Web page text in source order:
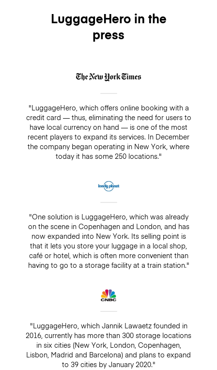
cover your bags for up to $3,000/€2500 while being
stored. On the other hand, if you decide not to add
insurance, there is always a guarantee of $500. Make
sure you do not pay cash in a drop-off/pick-up shop,
LuggageHero in the
press
"LuggageHero, which offers online booking with a
credit card — thus, eliminating the need for users to
have local currency on hand — is one of the most
recent players to expand its services. In December
the company began operating in New York, where
today it has some 250 locations."
"One solution is LuggageHero, which was already
on the scene in Copenhagen and London, and has
now expanded into New York. Its selling point is
that it lets you store your luggage in a local shop,
café or hotel, which is often more convenient than
having to go to a storage facility at a train station."
"LuggageHero, which Jannik Lawaetz founded in
2016, currently has more than 300 storage locations
in six cities (New York, London, Copenhagen,
Lisbon, Madrid and Barcelona) and plans to expand
to 39 cities by January 2020."